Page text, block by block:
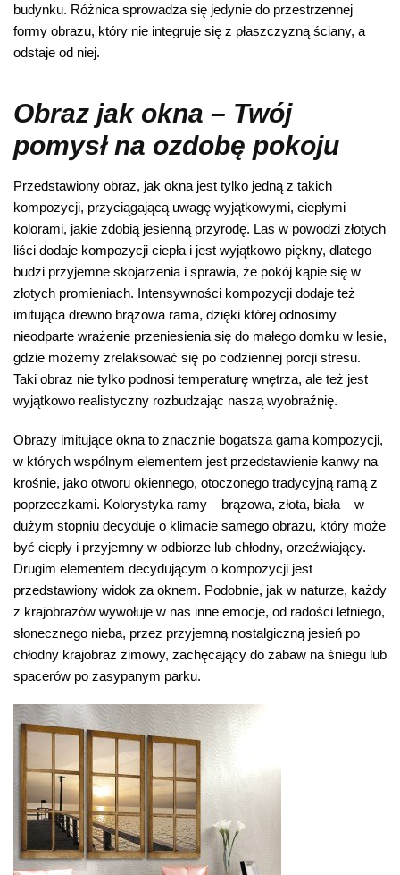
budynku. Różnica sprowadza się jedynie do przestrzennej
formy obrazu, który nie integruje się z płaszczyzną ściany, a
odstaje od niej.
Obraz jak okna – Twój
pomysł na ozdobę pokoju
Przedstawiony obraz, jak okna jest tylko jedną z takich
kompozycji, przyciągającą uwagę wyjątkowymi, ciepłymi
kolorami, jakie zdobią jesienną przyrodę. Las w powodzi złotych
liści dodaje kompozycji ciepła i jest wyjątkowo piękny, dlatego
budzi przyjemne skojarzenia i sprawia, że pokój kąpie się w
złotych promieniach. Intensywności kompozycji dodaje też
imitująca drewno brązowa rama, dzięki której odnosimy
nieodparte wrażenie przeniesienia się do małego domku w lesie,
gdzie możemy zrelaksować się po codziennej porcji stresu.
Taki obraz nie tylko podnosi temperaturę wnętrza, ale też jest
wyjątkowo realistyczny rozbudzając naszą wyobraźnię.
Obrazy imitujące okna to znacznie bogatsza gama kompozycji,
w których wspólnym elementem jest przedstawienie kanwy na
krośnie, jako otworu okiennego, otoczonego tradycyjną ramą z
poprzeczkami. Kolorystyka ramy – brązowa, złota, biała – w
dużym stopniu decyduje o klimacie samego obrazu, który może
być ciepły i przyjemny w odbiorze lub chłodny, orzeźwiający.
Drugim elementem decydującym o kompozycji jest
przedstawiony widok za oknem. Podobnie, jak w naturze, każdy
z krajobrazów wywołuje w nas inne emocje, od radości letniego,
słonecznego nieba, przez przyjemną nostalgiczną jesień po
chłodny krajobraz zimowy, zachęcający do zabaw na śniegu lub
spacerów po zasypanym parku.